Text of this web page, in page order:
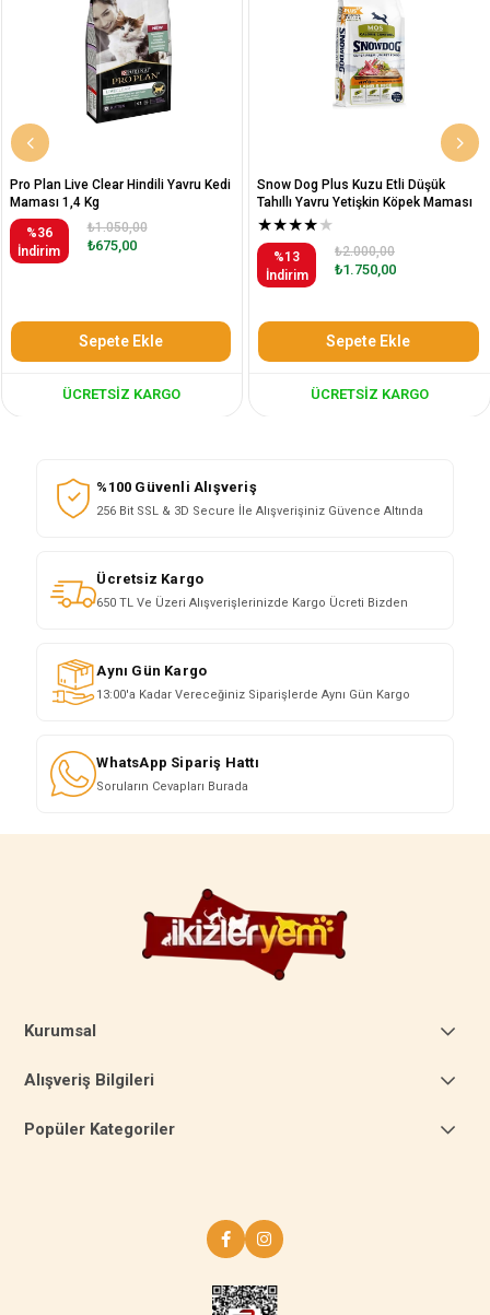
Pro Plan Live Clear Hindili Yavru Kedi
Maması 1,4 Kg
%36
İndirim
₺675,00
₺1.050,00
Sepete Ekle
ÜCRETSIZ KARGO
Snow Dog Plus Kuzu Etli Düşük
Tahıllı Yavru Yetişkin Köpek Maması
12 Kg
★★★★★
%13
İndirim
₺1.750,00
₺2.000,00
Sepete Ekle
ÜCRETSIZ KARGO
%100 Güvenli Alışveriş
256 Bit SSL & 3D Secure İle Alışverişiniz Güvence Altında
Ücretsiz Kargo
650 TL Ve Üzeri Alışverişlerinizde Kargo Ücreti Bizden
Aynı Gün Kargo
13:00'a Kadar Vereceğiniz Siparişlerde Aynı Gün Kargo
WhatsApp Sipariş Hattı
Soruların Cevapları Burada
Kurumsal
Alışveriş Bilgileri
Popüler Kategoriler